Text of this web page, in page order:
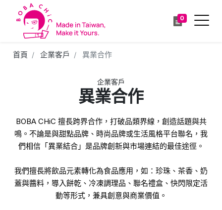
0
首頁 企業客戶 異業合作
企業客戶
異業合作
BOBA CHiC 擅長跨界合作，打破品類界線，創造話題與共
鳴。不論是與甜點品牌、時尚品牌或生活風格平台聯名，我
們相信「異業結合」是品牌創新與市場連結的最佳途徑。
我們擅長將飲品元素轉化為食品應用，如：珍珠、茶香、奶
蓋與醬料，導入餅乾、冷凍調理品、聯名禮盒、快閃限定活
動等形式，兼具創意與商業價值。